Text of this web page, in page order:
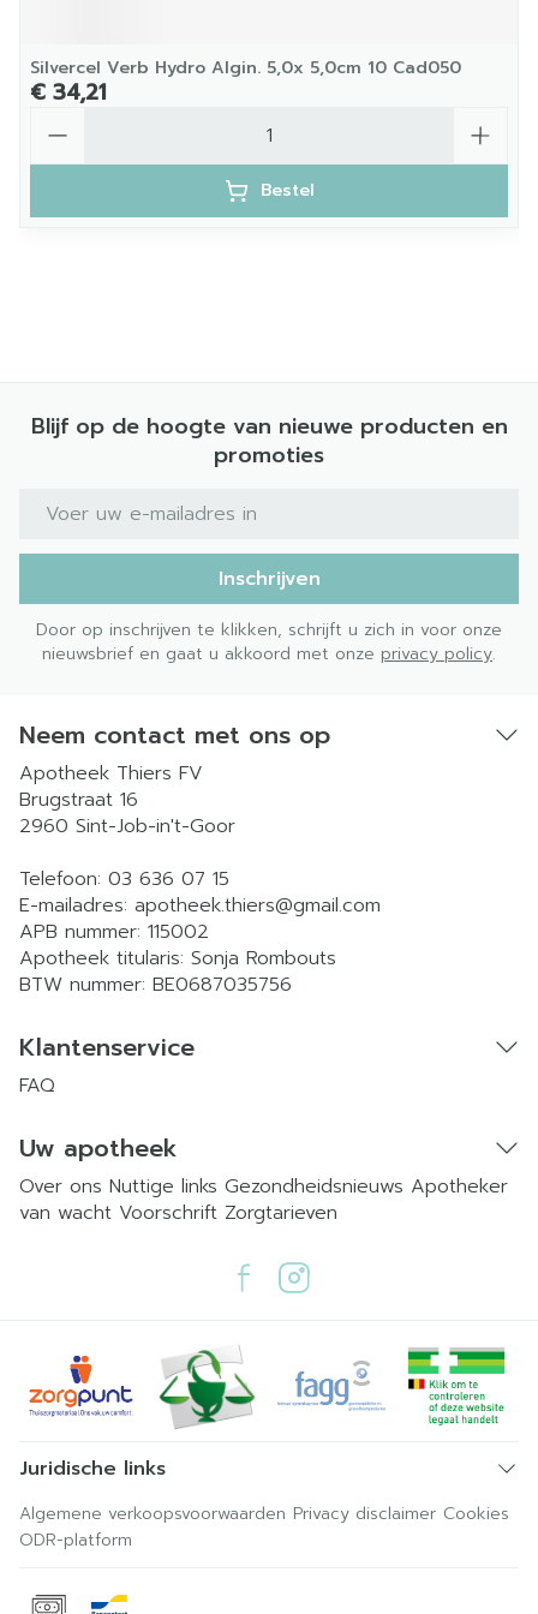
Silvercel Verb Hydro Algin. 5,0x 5,0cm 10 Cad050
€ 34,21
Bestel
Blijf op de hoogte van nieuwe producten en
promoties
E-mail adres
Inschrijven
Door op inschrijven te klikken, schrijft u zich in voor onze
nieuwsbrief en gaat u akkoord met onze privacy policy.
Neem contact met ons op
Apotheek Thiers FV
Brugstraat 16
2960 Sint-Job-in't-Goor
Telefoon: 03 636 07 15
E-mailadres: apotheek.thiers@gmail.com
APB nummer: 115002
Apotheek titularis: Sonja Rombouts
BTW nummer: BE0687035756
Klantenservice
FAQ
Uw apotheek
Over ons Nuttige links Gezondheidsnieuws Apotheker
van wacht Voorschrift Zorgtarieven
Juridische links
Algemene verkoopsvoorwaarden Privacy disclaimer Cookies
ODR-platform